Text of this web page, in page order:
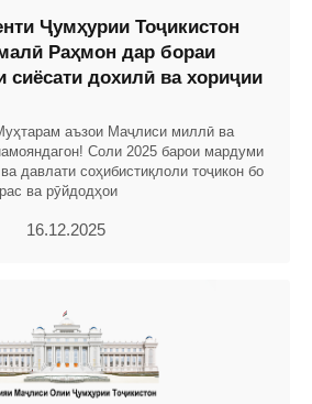
Ҷумҳурии Тоҷикистон
Раҳмон дар бораи
сиёсати дохилӣ ва хориҷии
аъзои Маҷлиси миллӣ ва
Соли 2025 барои мардуми
давлати соҳибистиқлоли тоҷикон бо
ва рӯйдодҳои
16.12.2025